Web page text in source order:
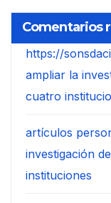
Comentarios
https://
ampliar la
cuatro
artículos
investigación
instituciones